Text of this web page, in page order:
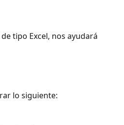
tipo Excel, nos ayudará
lo siguiente: